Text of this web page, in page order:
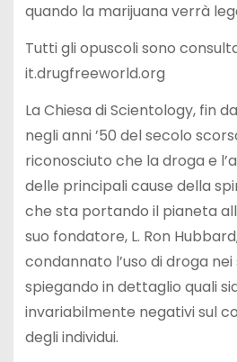
quando la marijuana verrà
Tutti gli opuscoli sono
it.drugfreeworld.org
La Chiesa di Scientology, fin
negli anni ’50 del secolo
riconosciuto che la droga e
delle principali cause della
che sta portando il pianeta
suo fondatore, L. Ron
condannato l’uso di droga
spiegando in dettaglio quali
invariabilmente negativi sul
degli individui.